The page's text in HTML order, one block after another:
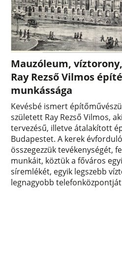
Mauzóleum,
Ray Rezső Vilmos
munkássága
Kevésbé ismert
született Ray Rezső Vilmos,
tervezésű, illetve átalakított
Budapestet. A kerek
összegezzük tevékenységét,
munkáit, köztük a főváros
síremlékét, egyik legszebb
legnagyobb